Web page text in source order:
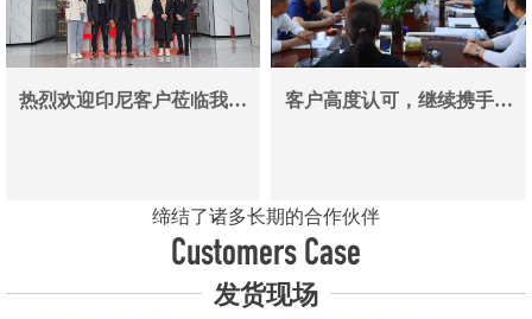
热烈欢迎印尼客户莅临我司
客户高度认可，继续携手同
缔结了诸多长期的合作伙伴
Customers Case
发货现场